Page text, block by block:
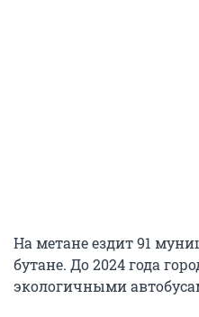
На метане ездит 91
бутане. До 2024 года
экологичными